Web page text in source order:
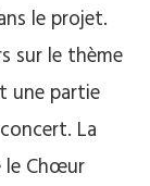
le projet.
sur le thème
une partie
La
le Chœur